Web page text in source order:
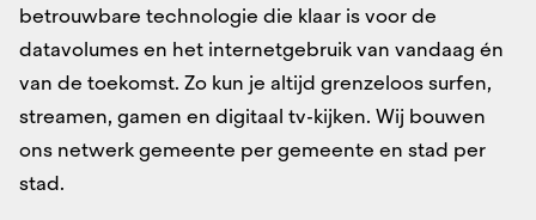
betrouwbare technologie die klaar is voor de
datavolumes en het internetgebruik van vandaag én
van de toekomst. Zo kun je altijd grenzeloos surfen,
streamen, gamen en digitaal tv-kijken. Wij bouwen
ons netwerk gemeente per gemeente en stad per
stad.